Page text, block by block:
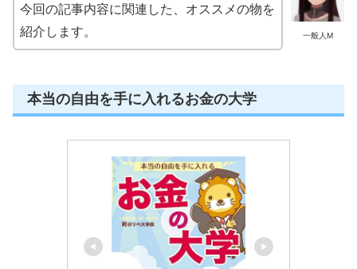
一般人M
今回の記事内容に関連した、オススメの物を
紹介します。
本当の自由を手に入れるお金の大学